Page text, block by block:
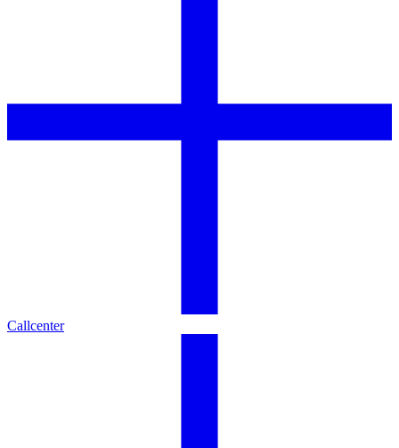
Callcenter